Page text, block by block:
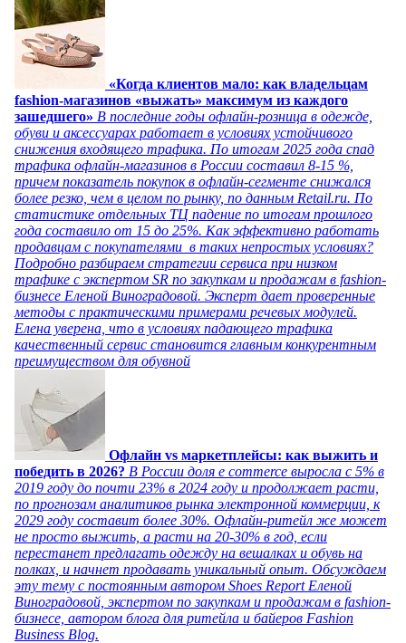
«Когда клиентов мало: как владельцам
fashion-магазинов «выжать» максимум из каждого
зашедшего» В последние годы офлайн-розница в одежде,
обуви и аксессуарах работает в условиях устойчивого
снижения входящего трафика. По итогам 2025 года спад
трафика офлайн-магазинов в России составил 8-15 %,
причем показатель покупок в офлайн-сегменте снижался
более резко, чем в целом по рынку, по данным Retail.ru. По
статистике отдельных ТЦ падение по итогам прошлого
года составило от 15 до 25%. Как эффективно работать
продавцам с покупателями в таких непростых условиях?
Подробно разбираем стратегии сервиса при низком
трафике с экспертом SR по закупкам и продажам в fashion-
бизнесе Еленой Виноградовой. Эксперт дает проверенные
методы с практическими примерами речевых модулей.
Елена уверена, что в условиях падающего трафика
качественный сервис становится главным конкурентным
преимуществом для обувной
Офлайн vs маркетплейсы: как выжить и
победить в 2026? В России доля e commerce выросла с 5% в
2019 году до почти 23% в 2024 году и продолжает расти,
по прогнозам аналитиков рынка электронной коммерции, к
2029 году составит более 30%. Офлайн-ритейл же может
не просто выжить, а расти на 20-30% в год, если
перестанет предлагать одежду на вешалках и обувь на
полках, и начнет продавать уникальный опыт. Обсуждаем
эту тему с постоянным автором Shoes Report Еленой
Виноградовой, экспертом по закупкам и продажам в fashion-
бизнесе, автором блога для ритейла и байеров Fashion
Business Blog.